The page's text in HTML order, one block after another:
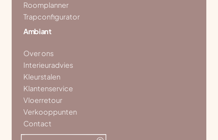
Roomplanner
Trapconfigurator
Ambiant
Over ons
Interieuradvies
Kleurstalen
Klantenservice
Vloerretour
Verkooppunten
Contact